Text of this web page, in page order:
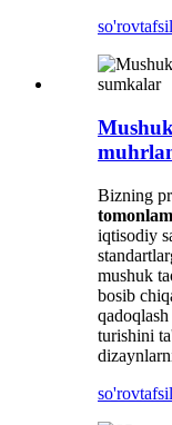
so'rov
Bizning
iqtisodiy
mushuk
bosib
turishini
so'rov